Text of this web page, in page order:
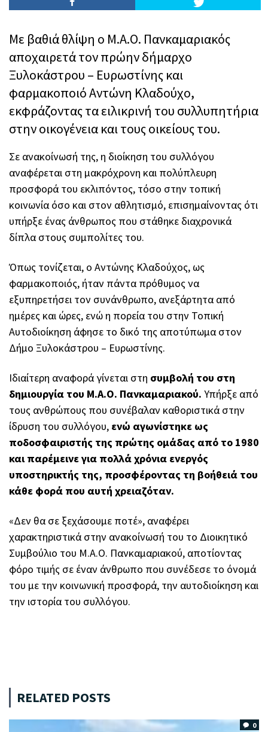
Με βαθιά θλίψη ο Μ.Α.Ο. Πανκαμαριακός
αποχαιρετά τον πρώην δήμαρχο
Ξυλοκάστρου – Ευρωστίνης και
φαρμακοποιό Αντώνη Κλαδούχο,
εκφράζοντας τα ειλικρινή του συλλυπητήρια
στην οικογένεια και τους οικείους του.
Σε ανακοίνωσή της, η διοίκηση του συλλόγου
αναφέρεται στη μακρόχρονη και πολύπλευρη
προσφορά του εκλιπόντος, τόσο στην τοπική
κοινωνία όσο και στον αθλητισμό, επισημαίνοντας ότι
υπήρξε ένας άνθρωπος που στάθηκε διαχρονικά
δίπλα στους συμπολίτες του.
Όπως τονίζεται, ο Αντώνης Κλαδούχος, ως
φαρμακοποιός, ήταν πάντα πρόθυμος να
εξυπηρετήσει τον συνάνθρωπο, ανεξάρτητα από
ημέρες και ώρες, ενώ η πορεία του στην Τοπική
Αυτοδιοίκηση άφησε το δικό της αποτύπωμα στον
Δήμο Ξυλοκάστρου – Ευρωστίνης.
Ιδιαίτερη αναφορά γίνεται στη συμβολή του στη
δημιουργία του Μ.Α.Ο. Πανκαμαριακού. Υπήρξε από
τους ανθρώπους που συνέβαλαν καθοριστικά στην
ίδρυση του συλλόγου, ενώ αγωνίστηκε ως
ποδοσφαιριστής της πρώτης ομάδας από το 1980
και παρέμεινε για πολλά χρόνια ενεργός
υποστηρικτής της, προσφέροντας τη βοήθειά του
κάθε φορά που αυτή χρειαζόταν.
«Δεν θα σε ξεχάσουμε ποτέ», αναφέρει
χαρακτηριστικά στην ανακοίνωσή του το Διοικητικό
Συμβούλιο του Μ.Α.Ο. Πανκαμαριακού, αποτίοντας
φόρο τιμής σε έναν άνθρωπο που συνέδεσε το όνομά
του με την κοινωνική προσφορά, την αυτοδιοίκηση και
την ιστορία του συλλόγου.
RELATED POSTS
0